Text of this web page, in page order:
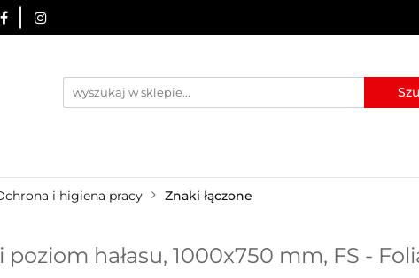
URZĄDZENIA BRD
i higiena pracy Znaki łączone
hałasu, 1000x750 mm, FS -